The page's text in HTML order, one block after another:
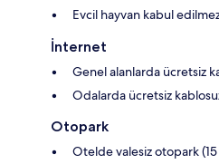
Evcil hayvan kabul
İnternet
Genel alanlarda ücretsiz
Odalarda ücretsiz
Otopark
Otelde valesiz otopark